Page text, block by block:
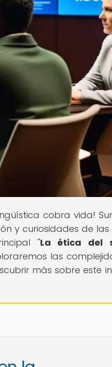
cobra vida!
y curiosidades de las
"La ética del
las
más sobre este